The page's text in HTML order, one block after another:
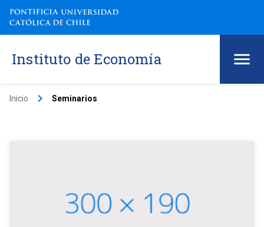
Instituto de Economía
Inicio keyboard_arrow_right Seminarios